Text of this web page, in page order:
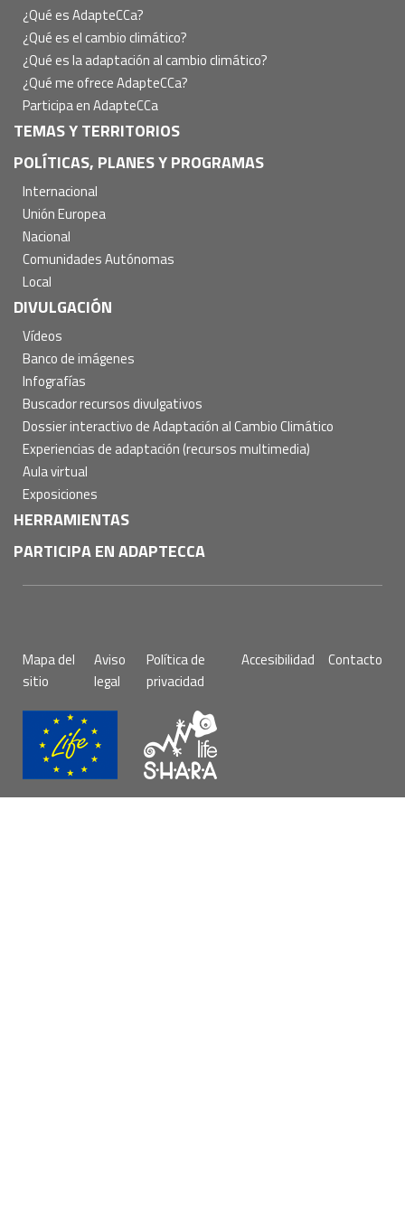
principal
¿Qué es AdapteCCa?
¿Qué es el cambio climático?
¿Qué es la adaptación al cambio climático?
¿Qué me ofrece AdapteCCa?
Participa en AdapteCCa
TEMAS Y TERRITORIOS
POLÍTICAS, PLANES Y PROGRAMAS
Internacional
Unión Europea
Nacional
Comunidades Autónomas
Local
DIVULGACIÓN
Vídeos
Banco de imágenes
Infografías
Buscador recursos divulgativos
Dossier interactivo de Adaptación al Cambio Climático
Experiencias de adaptación (recursos multimedia)
Aula virtual
Exposiciones
HERRAMIENTAS
PARTICIPA EN ADAPTECCA
de
página
Mapa del
sitio
Aviso
legal
Política de
privacidad
Accesibilidad Contacto